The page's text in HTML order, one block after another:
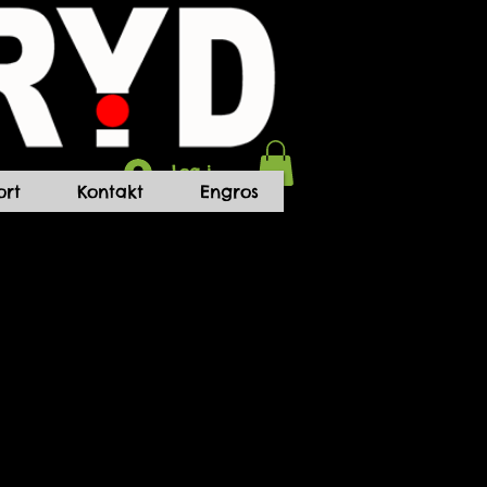
Log ind
Kontakt Engros